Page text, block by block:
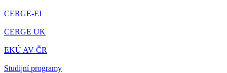
CERGE-EI
CERGE UK
EKÚ AV ČR
Studijní programy